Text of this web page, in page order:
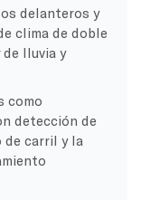
delanteros y
clima de doble
lluvia y
como
detección de
de carril y la